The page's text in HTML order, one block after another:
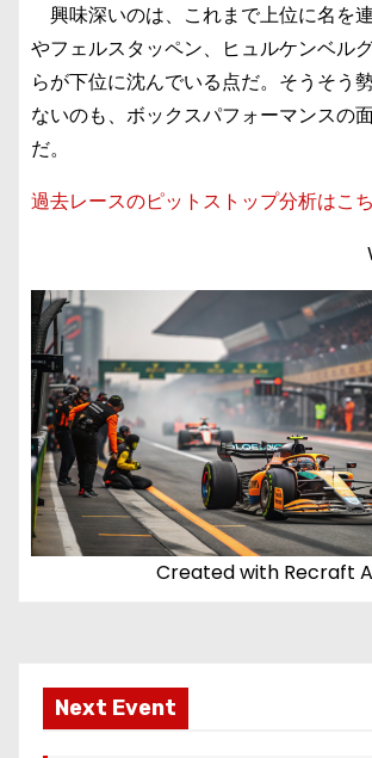
興味深いのは、これまで上位に名を
やフェルスタッペン、ヒュルケンベル
らが下位に沈んでいる点だ。そうそう
ないのも、ボックスパフォーマンスの
だ。
過去レースのピットストップ分析はこ
Created with Recraft
Next Event